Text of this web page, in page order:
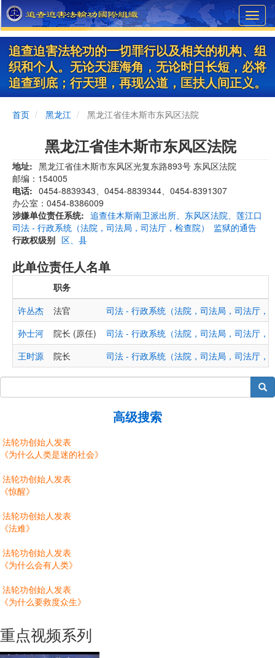
Skip
to
main
content
追查迫害法轮功的一切罪行以及相关的机构、组
织和个人。无论天涯海角，无论时日长短，必将
追查到底；行天理，再现公道，匡扶人间正义。
首页 黑龙江 黑龙江省佳木斯市东风区法院
黑龙江省佳木斯市东风区法院
地址
黑龙江省佳木斯市东风区光复东路893号 东风区法院
邮编：154005
电话
0454-8839343、0454-8839344、0454-8391307
办公室：0454-8386009
涉嫌单位责任系统
司法 - 行政系统（法院，司法局，司法厅，检查院）
追查佳木斯南卫派出所、东风区法院、莲江口
监狱的通告
行政权级别 区、县
此单位责任人名单
职务
许丛杰
法官
司法 - 行政系统（法院，司法局，司法厅，
孙士河
院长 (原任)
司法 - 行政系统（法院，司法局，司法厅，
王时源
院长 司法 - 行政系统（法院，司法局，司法厅，
搜索
高级搜索
法轮功创始人发表
《为什么人类是迷的社会》
法轮功创始人发表
《惊醒》
法轮功创始人发表
《法难》
法轮功创始人发表
《为什么会有人类》
法轮功创始人发表
《为什么要救度众生》
重点视频系列